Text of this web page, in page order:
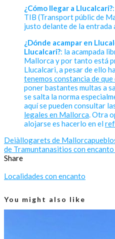
¿Cómo llegar a Llucalcari?
TIB (Transport públic de
justo delante de la
¿Dónde acampar en
Llucalcari?: la acampada
Mallorca y por tanto está
Llucalcari, a pesar de ello
tenemos constancia de que
poner bastantes multas a
se salta la norma
aquí se pueden consultar
legales en Mallorca. Otra
alojarse es hacerlo en el
Deiàllogarets de Mallorca
de Tramuntanasitios con
Share
Localidades con encanto
You might also like